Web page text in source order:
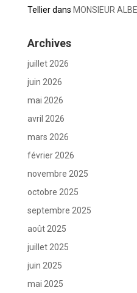
Tellierdans MONSIEUR
Archives
juillet 2026
juin 2026
mai 2026
avril 2026
mars 2026
février 2026
novembre 2025
octobre 2025
septembre 2025
août 2025
juillet 2025
juin 2025
mai 2025